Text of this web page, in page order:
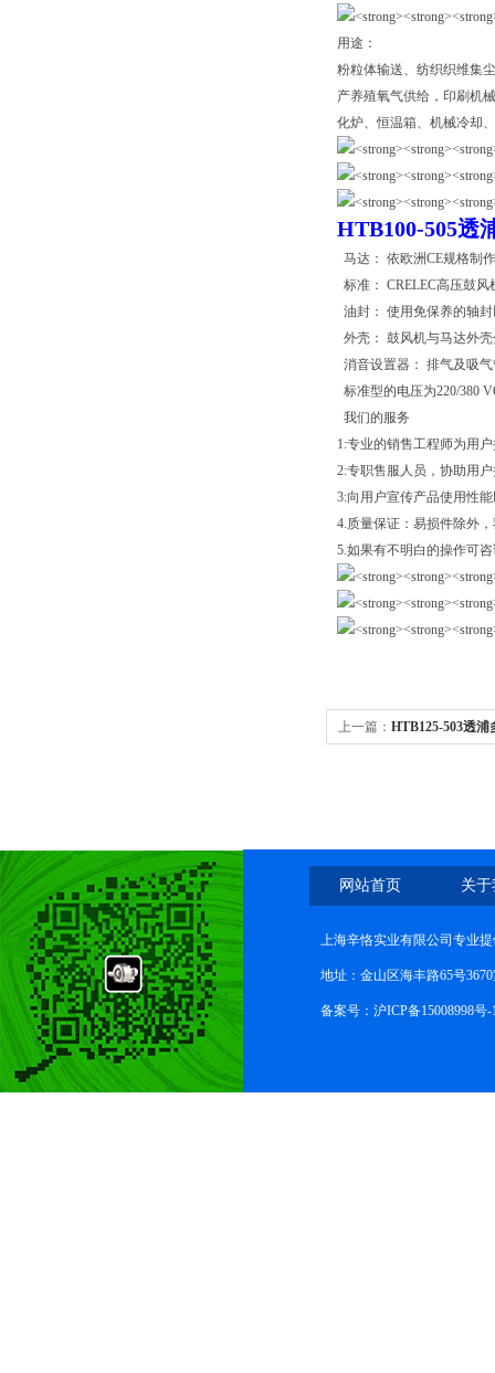
用途：
粉粒体输送、纺织织维集
产养殖氧气供给，印刷机
化炉、恒温箱、机械冷却
HTB100-505透
马达： 依欧洲CE规格制作
标准： CRELEC高压鼓
油封： 使用免保养的轴
外壳： 鼓风机与马达外
消音设置器： 排气及吸
标准型的电压为220/380
我们的服务
1:专业的销售工程师为用
2:专职售服人员，协助用
3:向用户宣传产品使用性
4.质量保证：易损件除外
5.如果有不明白的操作可
上一篇： HTB125-503透浦
网站首页 关
上海辛恪实业有限公司专业
地址：金山区海丰路65号
备案号： 沪ICP备15008998号-